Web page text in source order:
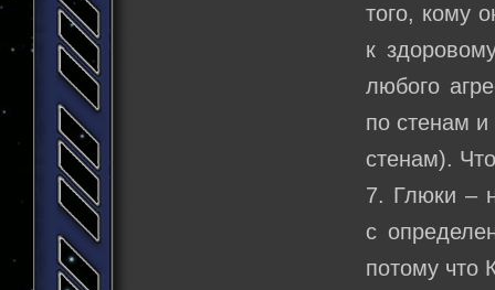
того, кому
к
любого
по стенам
стенам).
7. Глюки –
с
потому что